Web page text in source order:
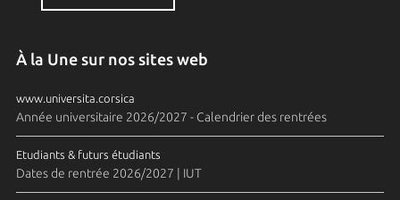
À la Une sur nos sites web
www.universita.corsica
Année universitaire 2026/2027 - Calendrier des rentrées
Etudiants & futurs étudiants
Dates de rentrée 2026/2027 | IUT